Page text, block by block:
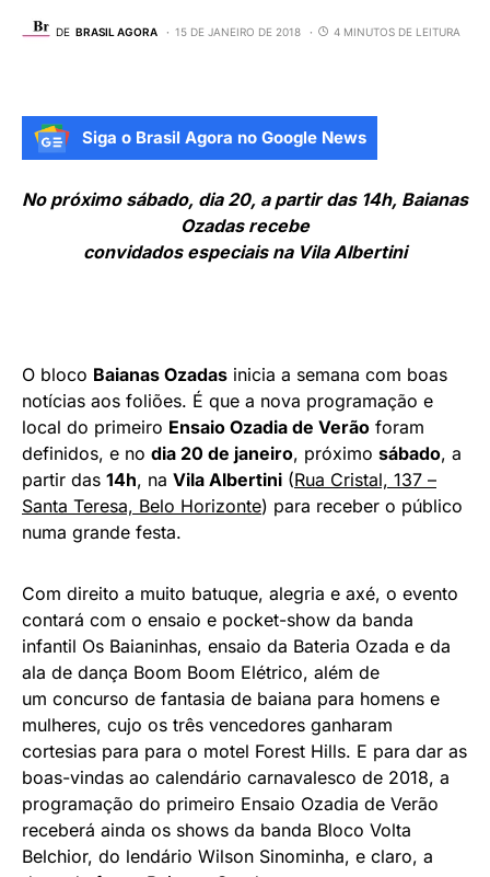
DE BRASIL AGORA 15 DE JANEIRO DE 2018 4 MINUTOS DE LEITURA
Siga o Brasil Agora no Google News
No próximo sábado, dia 20, a partir das 14h, Baianas
Ozadas recebe
convidados especiais na Vila Albertini
O bloco Baianas Ozadas inicia a semana com boas
notícias aos foliões. É que a nova programação e
local do primeiro Ensaio Ozadia de Verão foram
definidos, e no dia 20 de janeiro, próximo sábado, a
partir das 14h, na Vila Albertini (Rua Cristal, 137 –
Santa Teresa, Belo Horizonte) para receber o público
numa grande festa.
Com direito a muito batuque, alegria e axé, o evento
contará com o ensaio e pocket-show da banda
infantil Os Baianinhas, ensaio da Bateria Ozada e da
ala de dança Boom Boom Elétrico, além de
um concurso de fantasia de baiana para homens e
mulheres, cujo os três vencedores ganharam
cortesias para para o motel Forest Hills. E para dar as
boas-vindas ao calendário carnavalesco de 2018, a
programação do primeiro Ensaio Ozadia de Verão
receberá ainda os shows da banda Bloco Volta
Belchior, do lendário Wilson Sinominha, e claro, a